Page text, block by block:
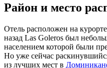
Район и место
Отель расположен на
назад Las Goleros был
населением которой были
Но уже сейчас
из лучших мест в